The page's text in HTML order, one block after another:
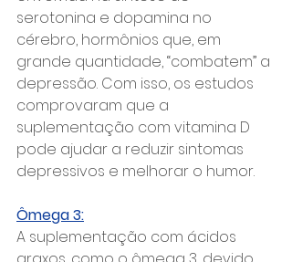
serotonina e dopamina no
cérebro, hormônios que, em
grande quantidade, “combatem” a
depressão. Com isso, os estudos
comprovaram que a
suplementação com vitamina D
pode ajudar a reduzir sintomas
depressivos e melhorar o humor.
Ômega 3:
A suplementação com ácidos